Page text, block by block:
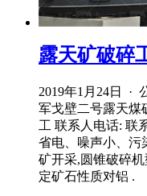
露天矿破碎
2019年1月24日 ·
军戈壁二号露天煤
工 联系人电话: 联
省电、噪声小、污
矿开采,圆锥破碎
定矿石性质对铝 .